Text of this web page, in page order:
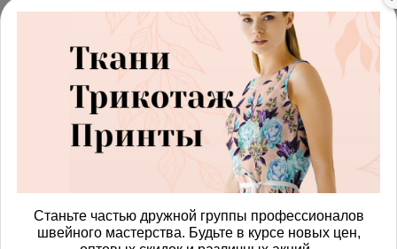
(0) арт. 4287554_sarga
Ткань саржа шикарное
предложение
Получить доступ к оптовым ценам
749.00 руб
Станьте частью дружной группы профессионалов
швейного мастерства. Будьте в курсе новых цен,